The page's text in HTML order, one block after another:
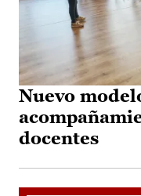
Nuevo
docentes